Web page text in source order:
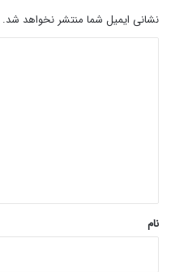
نشانی ایمیل شما منتشر نخواهد شد.
نام